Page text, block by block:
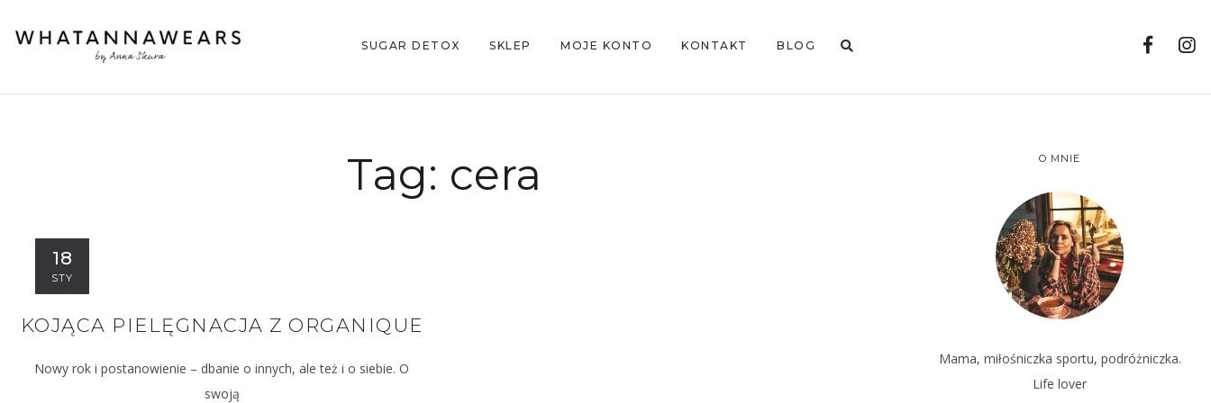
SUGAR DETOX SKLEP MOJE KONTO KONTAKT BLOG
Tag: cera
18
STY
KOJĄCA PIELĘGNACJA Z ORGANIQUE
Nowy rok i postanowienie – dbanie o innych, ale też i o siebie. O
swoją
O MNIE
Mama, miłośniczka sportu, podróżniczka.
Life lover